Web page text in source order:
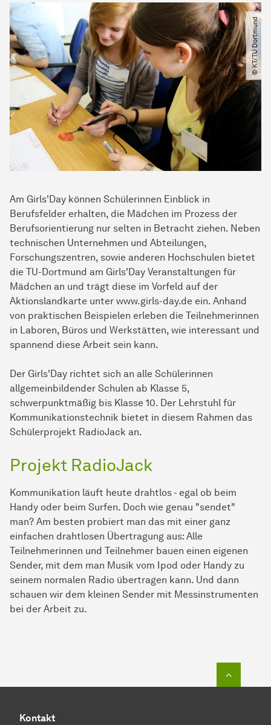
© KT​/​TU Dortmund
Am Girls'Day können Schülerinnen Einblick in
Berufsfelder erhalten, die Mädchen im Prozess der
Berufsorientierung nur selten in Betracht ziehen. Neben
technischen Unternehmen und Abteilungen,
Forschungszentren, sowie anderen Hochschulen bietet
die TU-Dortmund am Girls'Day Veranstaltungen für
Mädchen an und trägt diese im Vorfeld auf der
Aktionslandkarte unter www.girls-day.de ein. Anhand
von praktischen Beispielen erleben die Teilnehmerinnen
in Laboren, Büros und Werkstätten, wie interessant und
spannend diese Arbeit sein kann.
Der Girls'Day richtet sich an alle Schülerinnen
allgemeinbildender Schulen ab Klasse 5,
schwerpunktmäßig bis Klasse 10. Der Lehrstuhl für
Kommunikationstechnik bietet in diesem Rahmen das
Schülerprojekt RadioJack an.
Projekt RadioJack
Kommunikation läuft heute drahtlos - egal ob beim
Handy oder beim Surfen. Doch wie genau "sendet"
man? Am besten probiert man das mit einer ganz
einfachen drahtlosen Übertragung aus: Alle
Teilnehmerinnen und Teilnehmer bauen einen eigenen
Sender, mit dem man Musik vom Ipod oder Handy zu
seinem normalen Radio übertragen kann. Und dann
schauen wir dem kleinen Sender mit Messinstrumenten
bei der Arbeit zu.
Kontakt